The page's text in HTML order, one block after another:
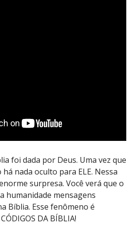
foi dada por Deus. Uma vez que
há nada oculto para ELE. Nessa
surpresa. Você verá que o
humanidade mensagens
Bíblia. Esse fenômeno é
DA BÍBLIA!